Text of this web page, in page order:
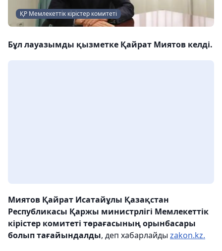
ҚР Мемлекеттік кірістер комитеті
Бұл лауазымды қызметке Қайрат Миятов келді.
Миятов Қайрат Исатайұлы Қазақстан
Республикасы Қаржы министрлігі Мемлекеттік
кірістер комитеті төрағасының орынбасары
болып тағайындалды, деп хабарлайды zakon.kz.